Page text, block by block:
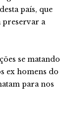
país, que
preservar a
se matando
ex homens do
para nos